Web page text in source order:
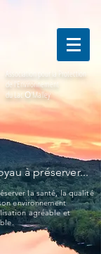
Association pour la Protection
de l'Environnement
du Lac O'Malley
à préserver...
la santé, la qualité
environnement
agréable et